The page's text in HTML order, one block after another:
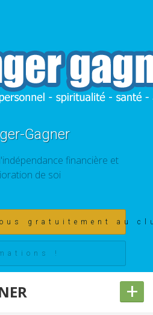
Gagner
financière et
de soi
gratuitement au
!
+